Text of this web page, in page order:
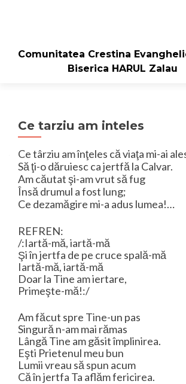
Comunitatea Crestina
Biserica HARUL Zalau
Ce tarziu am inteles
Ce târziu am înţeles că viaţa mi-ai
Să ţi-o dăruiesc ca jertfă la Calvar.
Am căutat şi-am vrut să fug
Însă drumul a fost lung;
Ce dezamăgire mi-a adus lumea!…
REFREN:
/:Iartă-mă, iartă-mă
Şi în jertfa de pe cruce spală-mă
Iartă-mă, iartă-mă
Doar la Tine am iertare,
Primeşte-mă!:/
Am făcut spre Tine-un pas
Singură n-am mai rămas
Lângă Tine am găsit împlinirea.
Eşti Prietenul meu bun
Lumii vreau să spun acum
Că în jertfa Ta aflăm fericirea.